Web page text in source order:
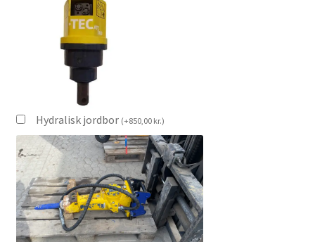
SBMU FORFOR
Sikkerhed og Miljø
Søg job
Sponsorer
Tak for dit køb
Telefon 81 52 89 82
Hydralisk jordbor (+850,00 kr.)